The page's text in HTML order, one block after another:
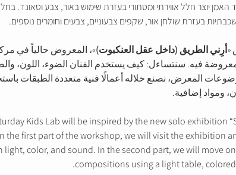
יוצר חלל אווירתי ומסתורי בעזרת שימוש באור, צבע וסאונד.
בעזרת שולחן אור, שקפים צבעוניים, צבעים וחומרים נוספים.
«أرِني الطريق (داخل عقل العنكبوت)»، المعروض حالياً في
فيه. سنتساءل: كيف يستخدم الفنان الضوء، اللون،
المعرض، نصنع خلاله أعمالًا فنية متعددة الطبقات
ومواد إضافية.
Kids Lab will be inspired by the new solo exhibition
In the first part of the workshop, we will visit the
light, color, and sound. In the second part, we will move
compositions using a light table,